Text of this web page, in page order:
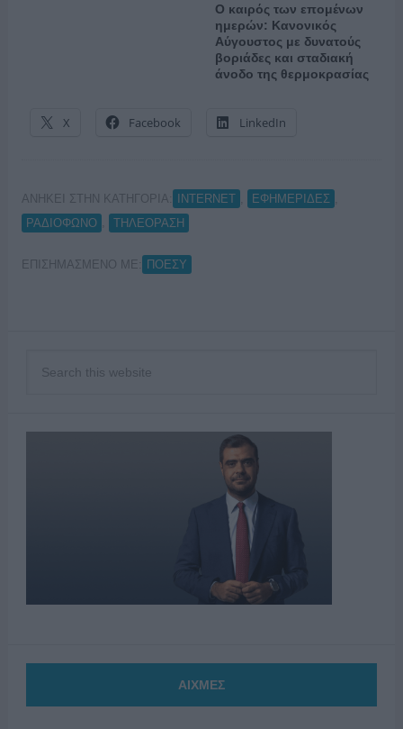
Ο καιρός των επομένων
ημερών: Κανονικός
Αύγουστος με δυνατούς
βοριάδες και σταδιακή
άνοδο της θερμοκρασίας
X Facebook LinkedIn
ΑΝΗΚΕΙ ΣΤΗΝ ΚΑΤΗΓΟΡΙΑ: INTERNET ΕΦΗΜΕΡΙΔΕΣ
ΡΑΔΙΟΦΩΝΟ
ΤΗΛΕΟΡΑΣΗ
ΕΠΙΣΗΜΑΣΜΕΝΟ ΜΕ: ΠΟΕΣΥ
ΑΙΧΜΕΣ